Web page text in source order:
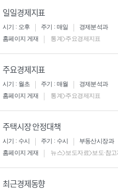
일일경제지표
시기 : 오후 주기 : 매일
경제분석과
홈페이지 게재
통계>주요경제지표
주요경제지표
시기 : 월초 주기 : 매월
경제분석과
홈페이지 게재
통계>주요경제지표
주택시장 안정대책
시기 : 수시 주기 : 수시
부동산시장과
홈페이지 게재
뉴스>보도자료>보도·참고
최근경제동향